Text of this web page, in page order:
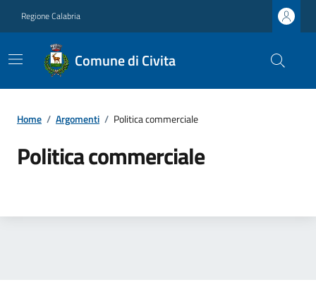
Regione Calabria
Comune di Civita
Home / Argomenti / Politica commerciale
Politica commerciale